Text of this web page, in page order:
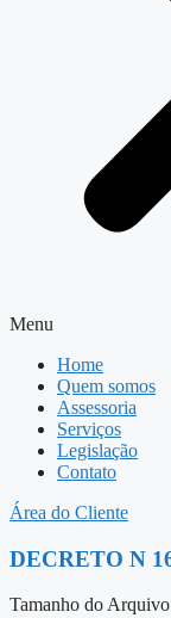
Menu
Home
Quem somos
Assessoria
Serviços
Legislação
Contato
Área do Cliente
DECRETO N
Tamanho do